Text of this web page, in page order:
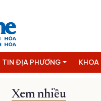
TIN ĐỊA PHƯƠNG
Xem nhiều